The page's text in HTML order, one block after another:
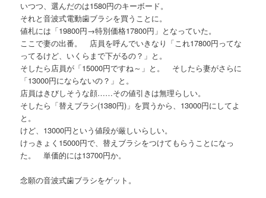
いつつ、選んだのは1580円のキーボード。
それと音波式電動歯ブラシを買うことに。
値札には「19800円→特別価格17800円」となっていた。
ここで妻の出番。 店員を呼んでいきなり「これ17800円ってな
ってるけど、いくらまで下がるの？」と。
そしたら店員が「15000円ですね～」と。 そしたら妻がさらに
「13000円にならないの？」と。
店員はきびしそうな顔……その値引きは無理らしい。
そしたら「替えブラシ(1380円)」を買うから、13000円にしてよ
と。
けど、13000円という値段が厳しいらしい。
けっきょく15000円で、替えブラシをつけてもらうことになっ
た。 単価的には13700円か。
念願の音波式歯ブラシをゲット。